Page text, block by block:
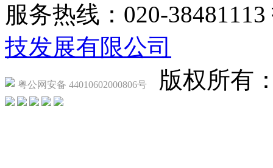
服务热线：020-
技发展有限公司
粤公网安备 44010602000806号 版权所有